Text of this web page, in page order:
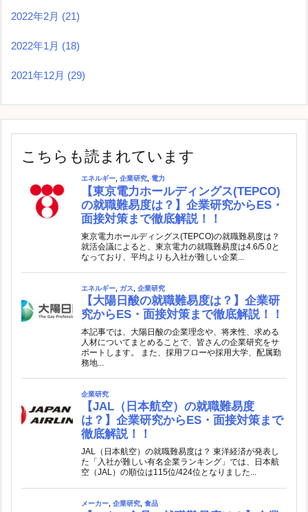
2022年2月 (21)
2022年1月 (18)
2021年12月 (29)
こちらも読まれています